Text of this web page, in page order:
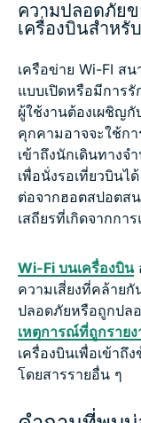
ความปลอดภัย
เครื่องบินสำหรั
เครือข่าย Wi-FI ส
แบบเปิดหรือมีการ
ผู้ใช้งานต้องเผชิญ
คุกคามอาจจะใช้ก
เข้าถึงนักเดินทางจ
เพื่อนั่งรอเที่ยวบินไ
ต่อจากฮอตสปอตส
เสถียรที่เกิดจากกา
Wi-Fi บนเครื่องบิน
ความเสี่ยงที่คล้าย
ปลอดภัยหรือถูกปล
เหตุการณ์ที่ถูกราย
เครื่องบินเพื่อเข้าถึ
โดยสารรายอื่น ๆ